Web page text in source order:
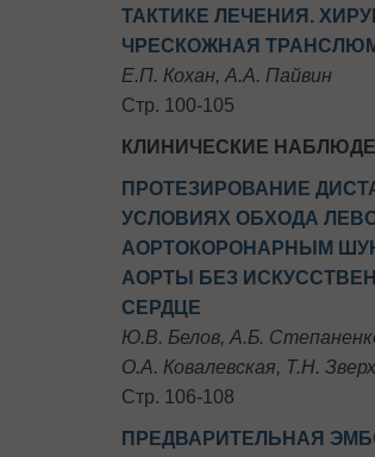
ТАКТИКЕ ЛЕЧЕНИЯ.
ЧРЕСКОЖНАЯ
Е.П. Кохан, А.А. Пайвин
Стр. 100-105
КЛИНИЧЕСКИЕ
ПРОТЕЗИРОВАНИЕ
УСЛОВИЯХ ОБХОДА
АОРТОКОРОНАРНЫМ
АОРТЫ БЕЗ
СЕРДЦЕ
Ю.В. Белов, А.Б.
О.А. Ковалевская, Т.Н.
Стр. 106-108
ПРЕДВАРИТЕЛЬНАЯ